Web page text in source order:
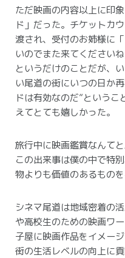
ただ映画の内容以上に印
ド」だった。チケットカ
渡され、受付のお姉様に
いのでまた来てください
というだけのことだが、
い尾道の街にいつの日か
ドは有効なのだ”という
えてとても嬉しかった。
旅行中に映画鑑賞なんて
この出来事は僕の中で特
物よりも価値のあるもの
シネマ尾道は地域密着の
や高校生のための映画ワ
子屋に映画作品をイメー
街の生活レベルの向上に